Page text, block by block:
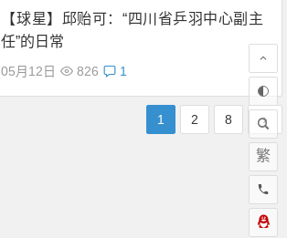
【球星】邱贻可：“四川省乒羽中心副主
任”的日常
05月12日 826 1
1 2 8
繁